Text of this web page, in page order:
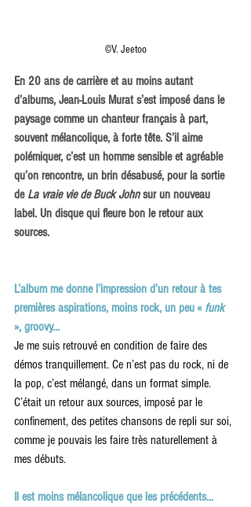
©V. Jeetoo
En 20 ans de carrière et au moins autant
d’albums, Jean-Louis Murat s’est imposé dans le
paysage comme un chanteur français à part,
souvent mélancolique, à forte tête. S’il aime
polémiquer, c’est un homme sensible et agréable
qu’on rencontre, un brin désabusé, pour la sortie
de La vraie vie de Buck John sur un nouveau
label. Un disque qui fleure bon le retour aux
sources.
L’album me donne l’impression d’un retour à tes
premières aspirations, moins rock, un peu « funk
», groovy...
Je me suis retrouvé en condition de faire des
démos tranquillement. Ce n’est pas du rock, ni de
la pop, c’est mélangé, dans un format simple.
C’était un retour aux sources, imposé par le
confinement, des petites chansons de repli sur soi,
comme je pouvais les faire très naturellement à
mes débuts.
Il est moins mélancolique que les précédents...